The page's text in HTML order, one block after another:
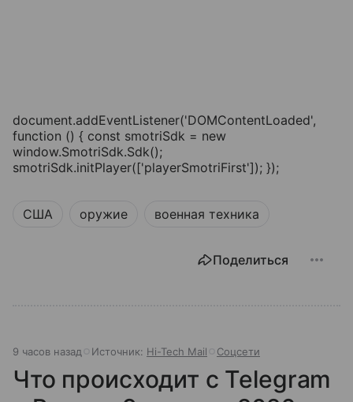
document.addEventListener('DOMContentLoaded',
function () { const smotriSdk = new
window.SmotriSdk.Sdk();
smotriSdk.initPlayer(['playerSmotriFirst']); });
США оружие военная техника
Поделиться
9 часов назад Источник: Hi-Tech Mail Соцсети
Что происходит с Telegram